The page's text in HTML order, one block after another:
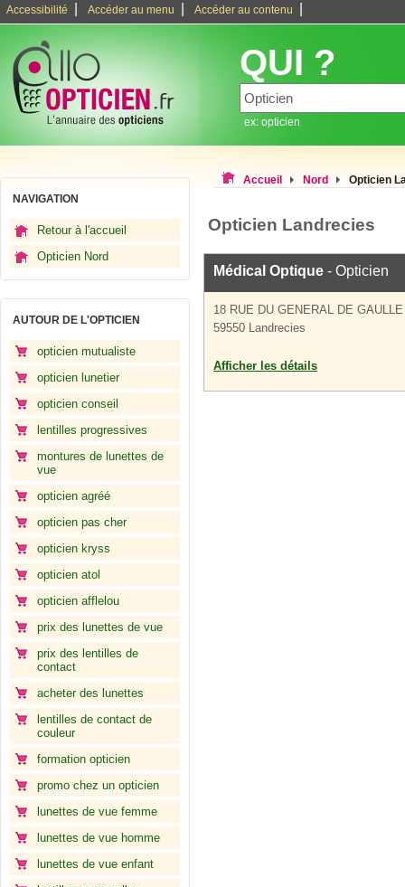
Accessibilité Accéder au menu Accéder au contenu
QUI ?
ex: opticien
NAVIGATION
Retour à l'accueil
Opticien Nord
AUTOUR DE L'OPTICIEN
opticien mutualiste
opticien lunetier
opticien conseil
lentilles progressives
montures de lunettes de
vue
opticien agréé
opticien pas cher
opticien kryss
opticien atol
opticien afflelou
prix des lunettes de vue
prix des lentilles de
contact
acheter des lunettes
lentilles de contact de
couleur
formation opticien
promo chez un opticien
lunettes de vue femme
lunettes de vue homme
lunettes de vue enfant
Accueil Nord Opticien
Opticien Landrecies
Médical Optique - Opticien
18 RUE DU GENERAL DE GAULLE
59550 Landrecies
Afficher les détails